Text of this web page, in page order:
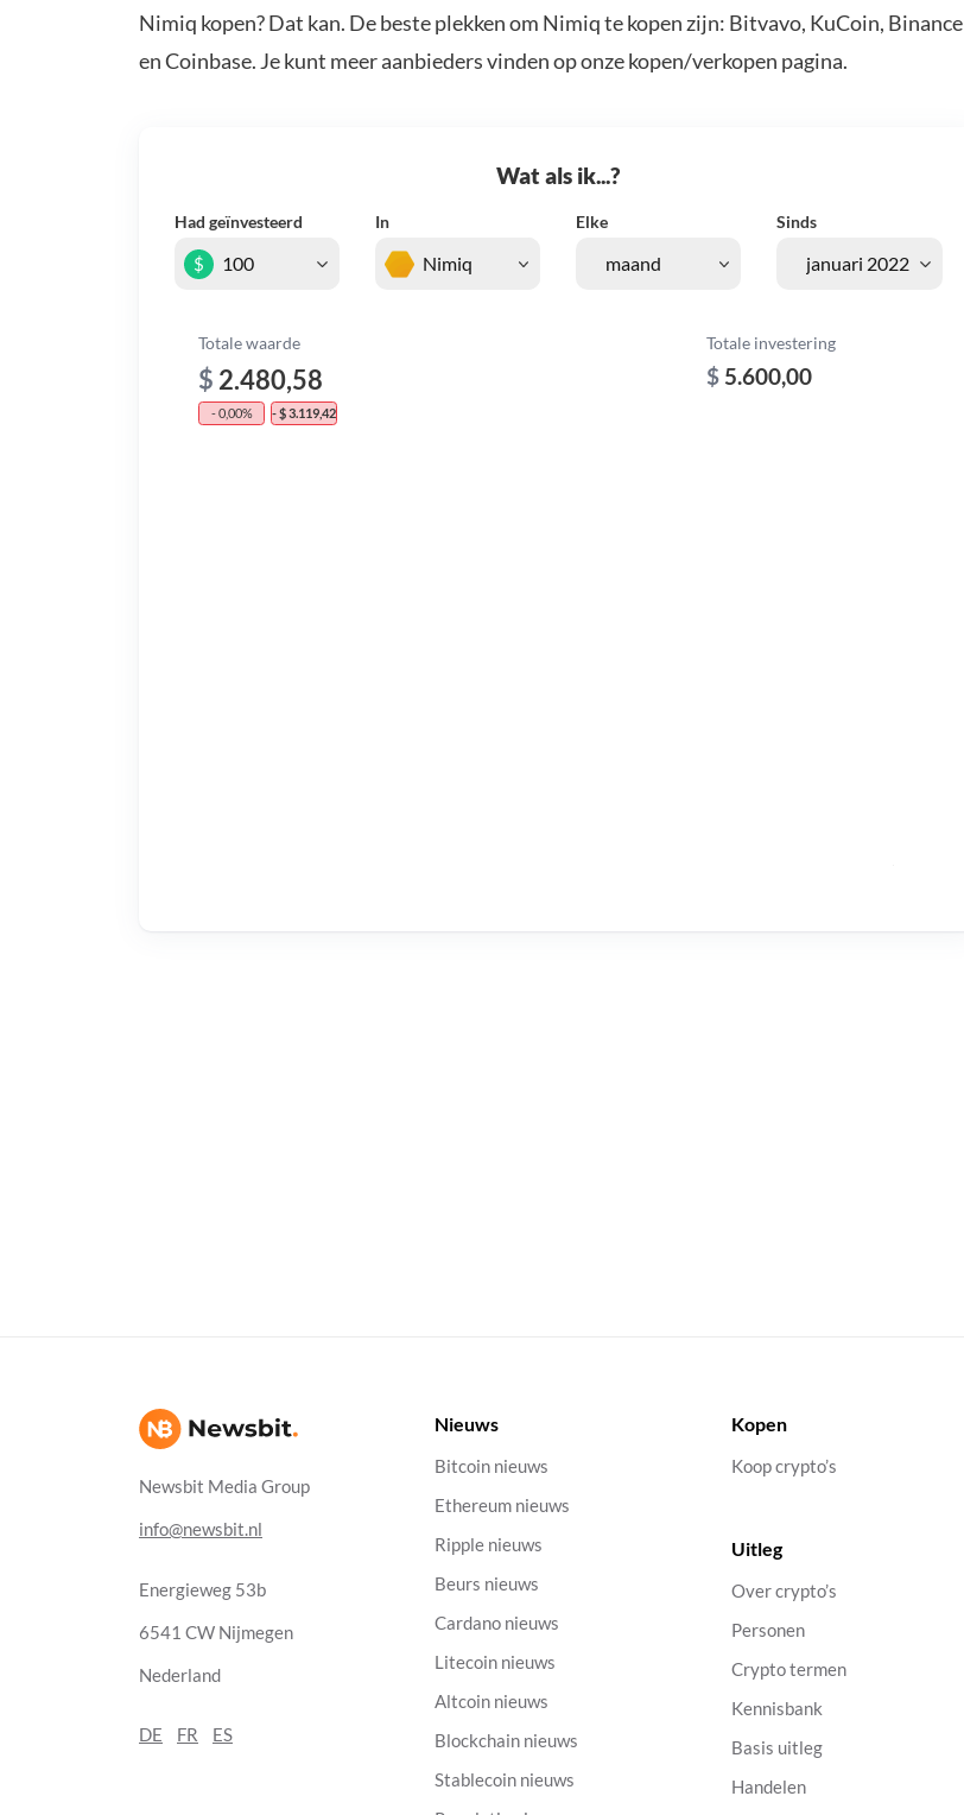
Nimiq kopen? Dat kan. De beste plekken om Nimiq te kopen zijn: Bitvavo, KuCoin, Binance
en Coinbase. Je kunt meer aanbieders vinden op onze kopen/verkopen pagina.
Wat als ik...?
Had geïnvesteerd In Elke Sinds
$
Totale waarde
$ 2.480,58
- 0,00% - $ 3.119,42
Totale investering
$ 5.600,00
Newsbit Media Group
info@newsbit.nl
Energieweg 53b
6541 CW Nijmegen
Nederland
DE FR ES
Nieuws
Bitcoin nieuws
Ethereum nieuws
Ripple nieuws
Beurs nieuws
Cardano nieuws
Litecoin nieuws
Altcoin nieuws
Blockchain nieuws
Stablecoin nieuws
Kopen
Koop crypto’s
Uitleg
Over crypto’s
Personen
Crypto termen
Kennisbank
Basis uitleg
Handelen